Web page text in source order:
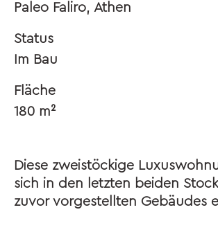
Paleo Faliro, Athen
Status
Im Bau
Fläche
180 m²
Diese zweistöckige
sich in den letzten beiden
zuvor vorgestellten Gebäudes